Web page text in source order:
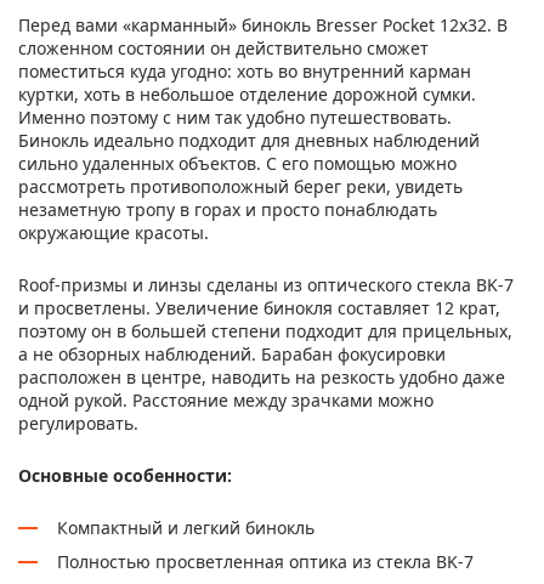
Перед вами «карманный» бинокль Bresser Pocket 12x32. В
сложенном состоянии он действительно сможет
поместиться куда угодно: хоть во внутренний карман
куртки, хоть в небольшое отделение дорожной сумки.
Именно поэтому с ним так удобно путешествовать.
Бинокль идеально подходит для дневных наблюдений
сильно удаленных объектов. С его помощью можно
рассмотреть противоположный берег реки, увидеть
незаметную тропу в горах и просто понаблюдать
окружающие красоты.
Roof-призмы и линзы сделаны из оптического стекла BK-7
и просветлены. Увеличение бинокля составляет 12 крат,
поэтому он в большей степени подходит для прицельных,
а не обзорных наблюдений. Барабан фокусировки
расположен в центре, наводить на резкость удобно даже
одной рукой. Расстояние между зрачками можно
регулировать.
Основные особенности:
Компактный и легкий бинокль
Полностью просветленная оптика из стекла BK-7